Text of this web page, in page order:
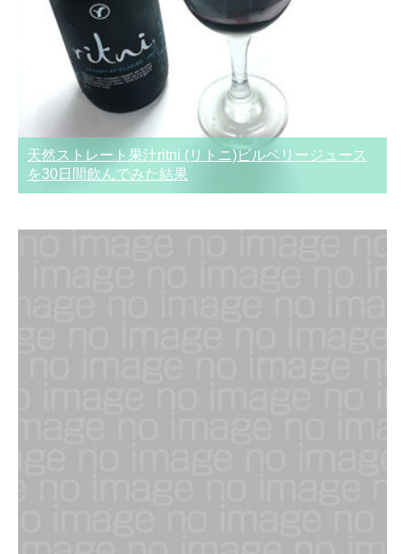
天然ストレート果汁ritni (リトニ)ビルベリージュース
を30日間飲んでみた結果